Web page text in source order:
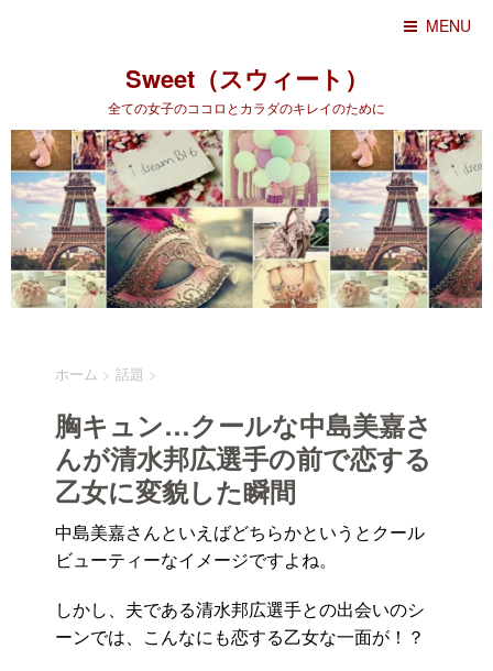
MENU
Sweet（スウィート）
全ての女子のココロとカラダのキレイのために
ホーム > 話題 >
胸キュン…クールな中島美嘉さ
んが清水邦広選手の前で恋する
乙女に変貌した瞬間
中島美嘉さんといえばどちらかというとクール
ビューティーなイメージですよね。
しかし、夫である清水邦広選手との出会いのシ
ーンでは、こんなにも恋する乙女な一面が！？